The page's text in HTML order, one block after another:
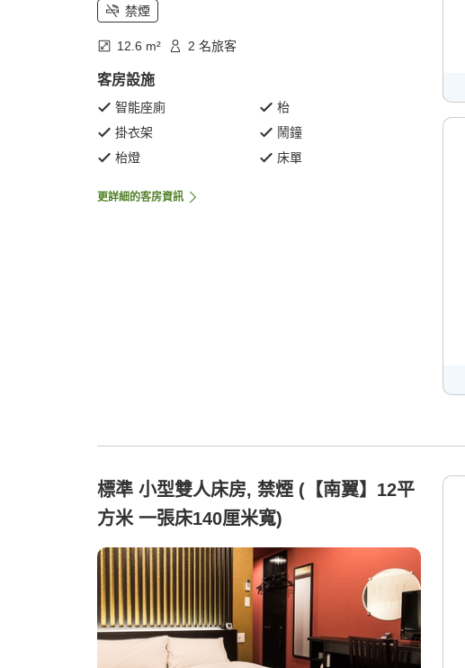
禁煙
12.6 m² 2 名旅客
客房設施
智能座廁
枱
掛衣架
鬧鐘
枱燈
床單
更詳細的客房資訊
標準 小型雙人床房, 禁煙 (【南翼】12平
方米 一張床140厘米寬)